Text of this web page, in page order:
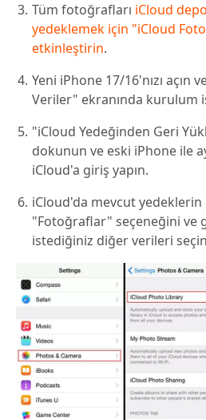
Tüm fotoğrafları iCloud
yedeklemek için "iCloud
etkinleştirin.
Yeni iPhone 17/16'nızı açın
Veriler" ekranında kurulum
"iCloud Yedeğinden Geri
dokunun ve eski iPhone ile
iCloud'a giriş yapın.
iCloud'da mevcut
"Fotoğraflar" seçeneğini ve
istediğiniz diğer verileri